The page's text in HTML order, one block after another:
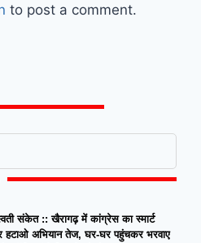
to post a comment.
संकेत :: खैरागढ़ में कांग्रेस का स्मार्ट
हटाओ अभियान तेज, घर-घर पहुंचकर भरवाए